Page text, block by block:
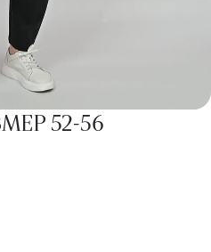
52-56